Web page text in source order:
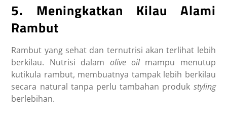
5. Meningkatkan Kilau Alami
Rambut
Rambut yang sehat dan ternutrisi akan terlihat lebih
berkilau. Nutrisi dalam olive oil mampu menutup
kutikula rambut, membuatnya tampak lebih berkilau
secara natural tanpa perlu tambahan produk styling
berlebihan.